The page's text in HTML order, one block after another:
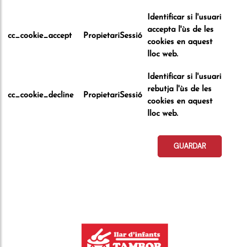
cc_cookie_accept PropietariSessió
Identificar si l'usuari
accepta l'ùs de les
cookies en aquest
lloc web.
cc_cookie_decline PropietariSessió
Identificar si l'usuari
rebutja l'ùs de les
cookies en aquest
lloc web.
GUARDAR